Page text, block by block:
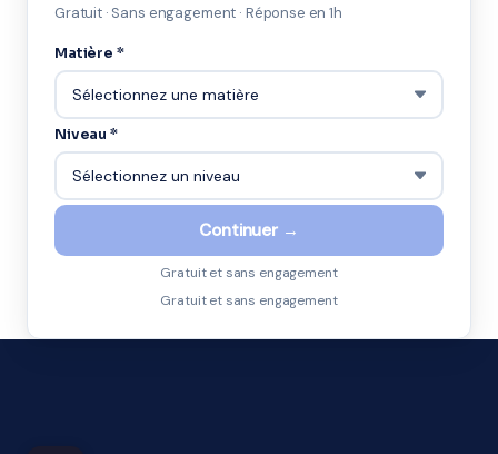
Gratuit · Sans engagement · Réponse en 1h
Matière *
Niveau *
Continuer →
Gratuit et sans engagement
Gratuit et sans engagement